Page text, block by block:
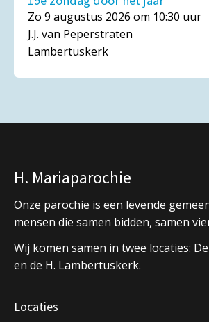
Zo 9 augustus 2026 om 10:30 uur
J.J. van Peperstraten
Lambertuskerk
H. Mariaparochie
Onze parochie is een levende
mensen die samen bidden, samen
Wij komen samen in twee locaties:
en de H. Lambertuskerk.
Locaties